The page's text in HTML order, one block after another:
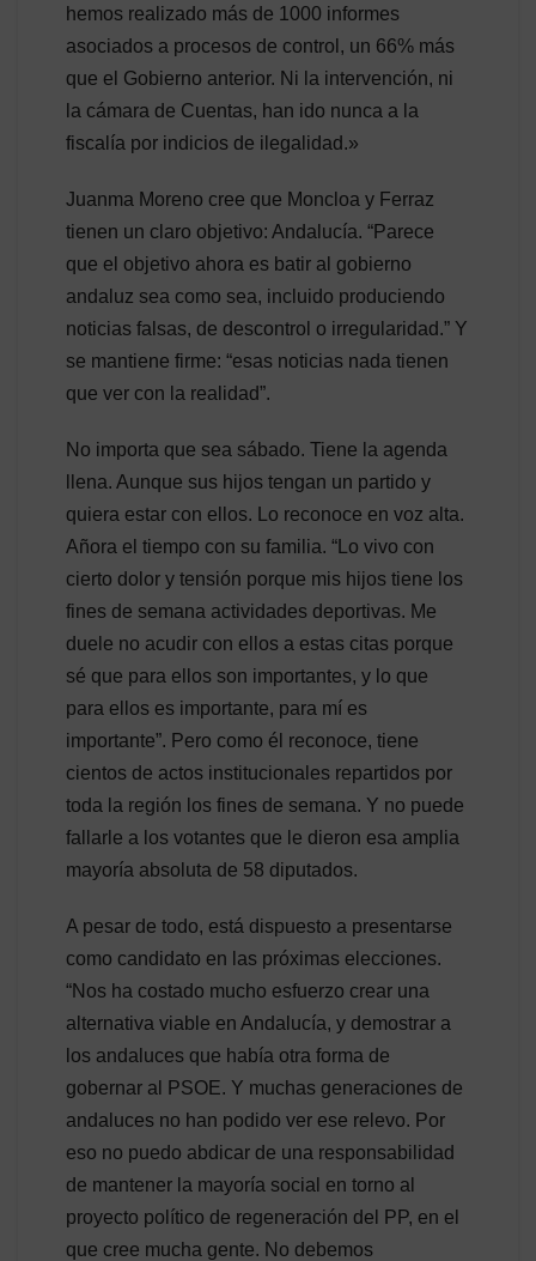
hemos realizado más de 1000 informes
asociados a procesos de control, un 66% más
que el Gobierno anterior. Ni la intervención, ni
la cámara de Cuentas, han ido nunca a la
fiscalía por indicios de ilegalidad.»
Juanma Moreno cree que Moncloa y Ferraz
tienen un claro objetivo: Andalucía. “Parece
que el objetivo ahora es batir al gobierno
andaluz sea como sea, incluido produciendo
noticias falsas, de descontrol o irregularidad.” Y
se mantiene firme: “esas noticias nada tienen
que ver con la realidad”.
No importa que sea sábado. Tiene la agenda
llena. Aunque sus hijos tengan un partido y
quiera estar con ellos. Lo reconoce en voz alta.
Añora el tiempo con su familia. “Lo vivo con
cierto dolor y tensión porque mis hijos tiene los
fines de semana actividades deportivas. Me
duele no acudir con ellos a estas citas porque
sé que para ellos son importantes, y lo que
para ellos es importante, para mí es
importante”. Pero como él reconoce, tiene
cientos de actos institucionales repartidos por
toda la región los fines de semana. Y no puede
fallarle a los votantes que le dieron esa amplia
mayoría absoluta de 58 diputados.
A pesar de todo, está dispuesto a presentarse
como candidato en las próximas elecciones.
“Nos ha costado mucho esfuerzo crear una
alternativa viable en Andalucía, y demostrar a
los andaluces que había otra forma de
gobernar al PSOE. Y muchas generaciones de
andaluces no han podido ver ese relevo. Por
eso no puedo abdicar de una responsabilidad
de mantener la mayoría social en torno al
proyecto político de regeneración del PP, en el
que cree mucha gente. No debemos